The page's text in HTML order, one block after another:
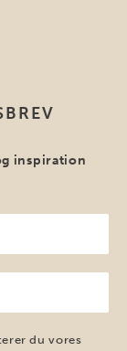
inspiration
du vores